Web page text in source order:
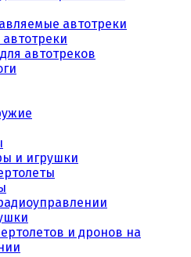
автотреки
автотреков
и игрушки
и дронов на